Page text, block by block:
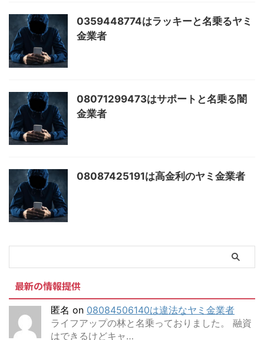
0359448774はラッキーと名乗るヤミ
金業者
08071299473はサポートと名乗る闇
金業者
08087425191は高金利のヤミ金業者
最新の情報提供
匿名 on 08084506140は違法なヤミ金業者
ライフアップの林と名乗っておりました。 融資
はできるけどキャ…